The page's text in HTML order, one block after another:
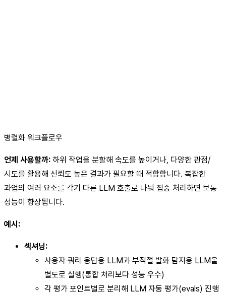
병렬화 워크플로우
언제 사용할까: 하위 작업을 분할해 속도를 높이거나, 다양한 관점/
시도를 활용해 신뢰도 높은 결과가 필요할 때 적합합니다. 복잡한
과업의 여러 요소를 각기 다른 LLM 호출로 나눠 집중 처리하면 보통
성능이 향상됩니다.
예시:
섹셔닝:
사용자 쿼리 응답용 LLM과 부적절 발화 탐지용 LLM을
별도로 실행(통합 처리보다 성능 우수)
각 평가 포인트별로 분리해 LLM 자동 평가(evals) 진행